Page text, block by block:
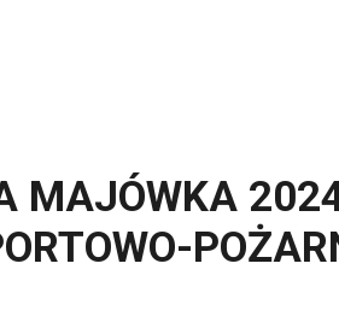
MAJÓWKA